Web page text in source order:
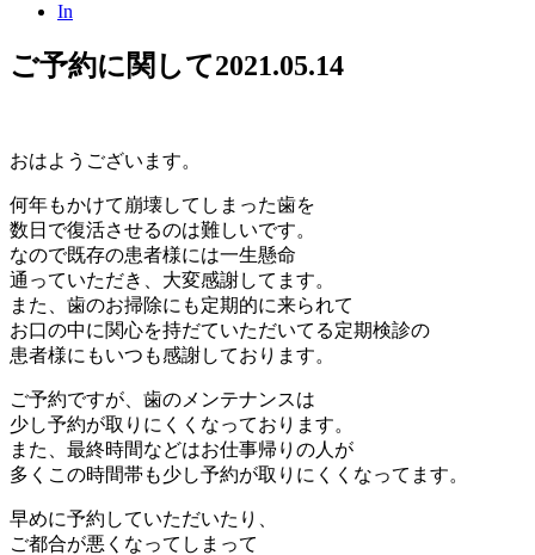
In
ご予約に関して2021.05.14
おはようございます。
何年もかけて崩壊してしまった歯を
数日で復活させるのは難しいです。
なので既存の患者様には一生懸命
通っていただき、大変感謝してます。
また、歯のお掃除にも定期的に来られて
お口の中に関心を持だていただいてる定期検診の
患者様にもいつも感謝しております。
ご予約ですが、歯のメンテナンスは
少し予約が取りにくくなっております。
また、最終時間などはお仕事帰りの人が
多くこの時間帯も少し予約が取りにくくなってます。
早めに予約していただいたり、
ご都合が悪くなってしまって